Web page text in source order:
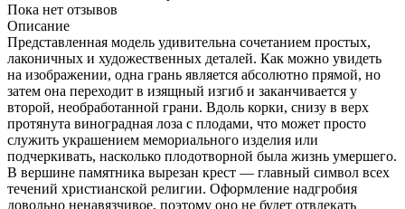
Пока нет отзывов
Описание
Представленная модель удивительна сочетанием простых,
лаконичных и художественных деталей. Как можно увидеть
на изображении, одна грань является абсолютно прямой, но
затем она переходит в изящный изгиб и заканчивается у
второй, необработанной грани. Вдоль корки, снизу в верх
протянута виноградная лоза с плодами, что может просто
служить украшением мемориального изделия или
подчеркивать, насколько плодотворной была жизнь умершего.
В вершине памятника вырезан крест — главный символ всех
течений христианской религии. Оформление надгробия
довольно ненавязчивое, поэтому оно не будет отвлекать